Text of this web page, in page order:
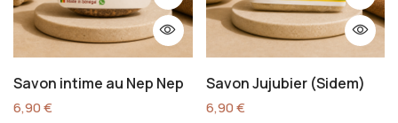
Savon intime au Nep Nep
6,90€
Savon Jujubier (Sidem)
6,90€